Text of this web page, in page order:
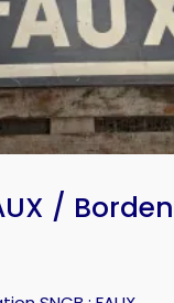
/ Borden